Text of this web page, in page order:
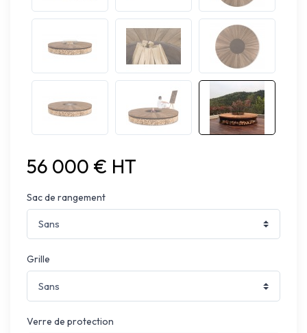
56 000 € HT
Sac de rangement
Grille
Verre de protection